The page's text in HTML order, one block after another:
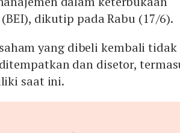
dikutip pada Rabu (17/6).
yang dibeli kembali tidak
dan disetor,
saat ini.